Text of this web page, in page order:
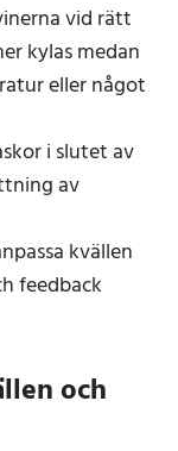
vid rätt
kylas medan
eller något
i slutet av
av
kvällen
feedback
och